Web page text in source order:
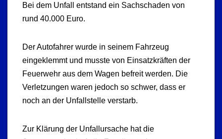
Bei dem Unfall entstand ein Sachschaden von
rund 40.000 Euro.
Der Autofahrer wurde in seinem Fahrzeug
eingeklemmt und musste von Einsatzkräften der
Feuerwehr aus dem Wagen befreit werden. Die
Verletzungen waren jedoch so schwer, dass er
noch an der Unfallstelle verstarb.
Zur Klärung der Unfallursache hat die